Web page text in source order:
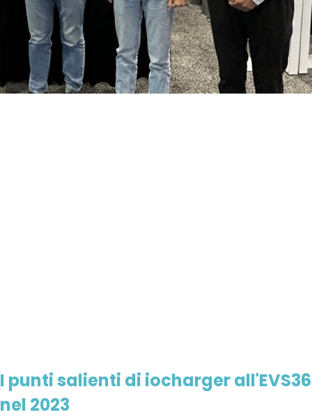
I punti salienti di iocharger all'EVS36
nel 2023